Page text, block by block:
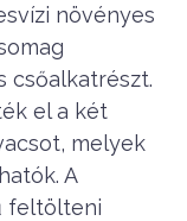
növényes
csőalkatrészt.
el a két
melyek
A
feltölteni